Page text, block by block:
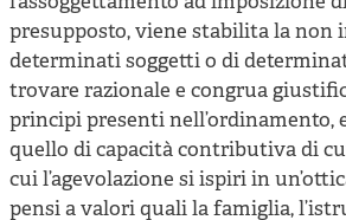
presupposto, viene stabilita la non
determinati soggetti o di
trovare razionale e congrua
principi presenti nell’ordinamento,
quello di capacità contributiva di cui
cui l’agevolazione si ispiri in
pensi a valori quali la famiglia,